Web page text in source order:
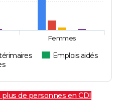
Emplois aidés
Femmes
de personnes en CDI